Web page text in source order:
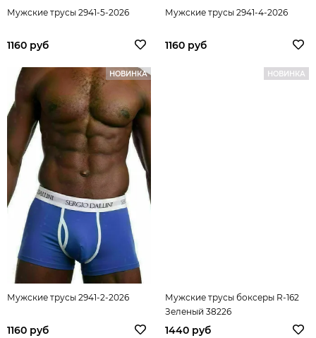
Мужские трусы 2941-5-2026
1160 руб
Мужские трусы 2941-4-2026
1160 руб
НОВИНКА
Мужские трусы 2941-2-2026
1160 руб
НОВИНКА
Мужские трусы боксеры R-162
Зеленый 38226
1440 руб